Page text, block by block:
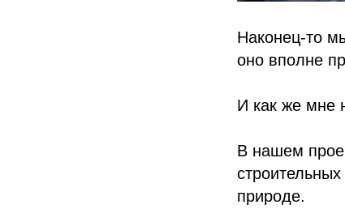
Наконец-то
оно вполне
И как же мне
В нашем
природе.